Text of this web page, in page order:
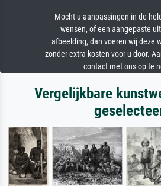
Mocht u aanpassingen in de
wensen, of een aangepaste
afbeelding, dan voeren wij deze
zonder extra kosten voor u door.
contact met ons op te
Vergelijkbare